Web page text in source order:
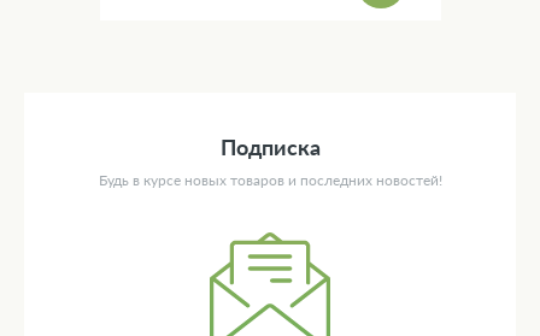
Подписка
Будь в курсе новых товаров и последних новостей!